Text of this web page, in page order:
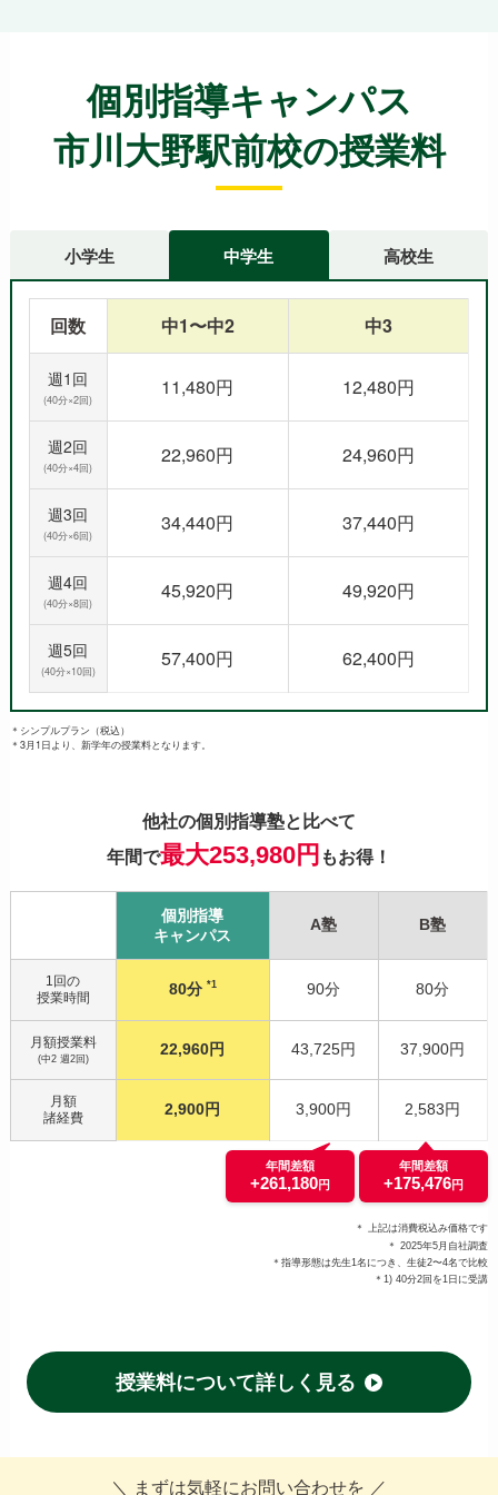
個別指導キャンパス
市川大野駅前校の授業料
小学生 中学生 高校生
回数 中1〜中2 中3
週1回
(40分×2回)
11,480円 12,480円
週2回
(40分×4回)
22,960円 24,960円
週3回
(40分×6回)
34,440円 37,440円
週4回
(40分×8回)
45,920円 49,920円
週5回
(40分×10回)
57,400円 62,400円
＊シンプルプラン（税込）
＊3月1日より、新学年の授業料となります。
他社の個別指導塾と比べて
年間で最大253,980円 もお得！
個別指導
キャンパス
A塾 B塾
1回の
授業時間
80分 *1 90分 80分
月額授業料
(中2 週2回)
22,960円 43,725円 37,900円
月額
諸経費
2,900円 3,900円 2,583円
年間差額
+261,180円
年間差額
+175,476円
＊ 上記は消費税込み価格です
＊ 2025年5月自社調査
＊指導形態は先生1名につき、生徒2〜4名で比較
＊1) 40分2回を1日に受講
授業料について詳しく見る
＼ まずは気軽にお問い合わせを ／